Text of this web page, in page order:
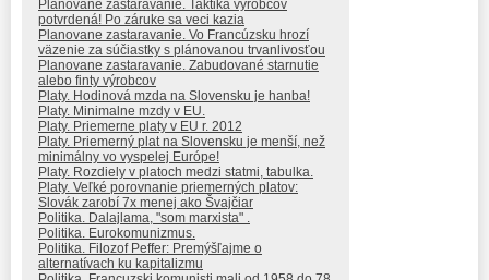
Planovane zastaravanie. Taktika výrobcov
potvrdená! Po záruke sa veci kazia
Planovane zastaravanie. Vo Francúzsku hrozí
väzenie za súčiastky s plánovanou trvanlivosťou
Planovane zastaravanie. Zabudované starnutie
alebo finty výrobcov
Platy. Hodinová mzda na Slovensku je hanba!
Platy. Minimalne mzdy v EU.
Platy. Priemerne platy v EU r. 2012
Platy. Priemerný plat na Slovensku je menší, než
minimálny vo vyspelej Európe!
Platy. Rozdiely v platoch medzi statmi, tabulka.
Platy. Veľké porovnanie priemerných platov:
Slovák zarobí 7x menej ako Švajčiar
Politika. Dalajlama, "som marxista" .
Politika. Eurokomunizmus.
Politika. Filozof Peffer: Premýšľajme o
alternatívach ku kapitalizmu